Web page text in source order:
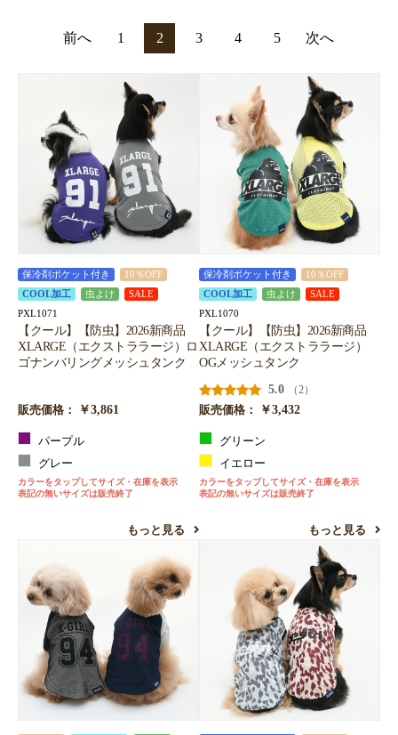
前へ 1 2 3 4 5 次へ
保冷剤ポケット付き
10％OFF
COOL加工
虫よけ SALE
PXL1071
【クール】【防虫】2026新商品
XLARGE（エクストララージ）ロ
ゴナンバリングメッシュタンク
販売価格： ￥3,861
パープル
グレー
カラーをタップしてサイズ・在庫を表示
表記の無いサイズは販売終了
もっと見る
保冷剤ポケット付き
10％OFF
COOL加工
虫よけ SALE
PXL1070
【クール】【防虫】2026新商品
XLARGE（エクストララージ）
OGメッシュタンク
5.0
（2）
販売価格：
￥3,432
グリーン
イエロー
カラーをタップしてサイズ・在庫を表示
表記の無いサイズは販売終了
もっと見る